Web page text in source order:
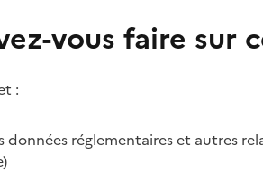
vous faire sur
:
données réglementaires et autres